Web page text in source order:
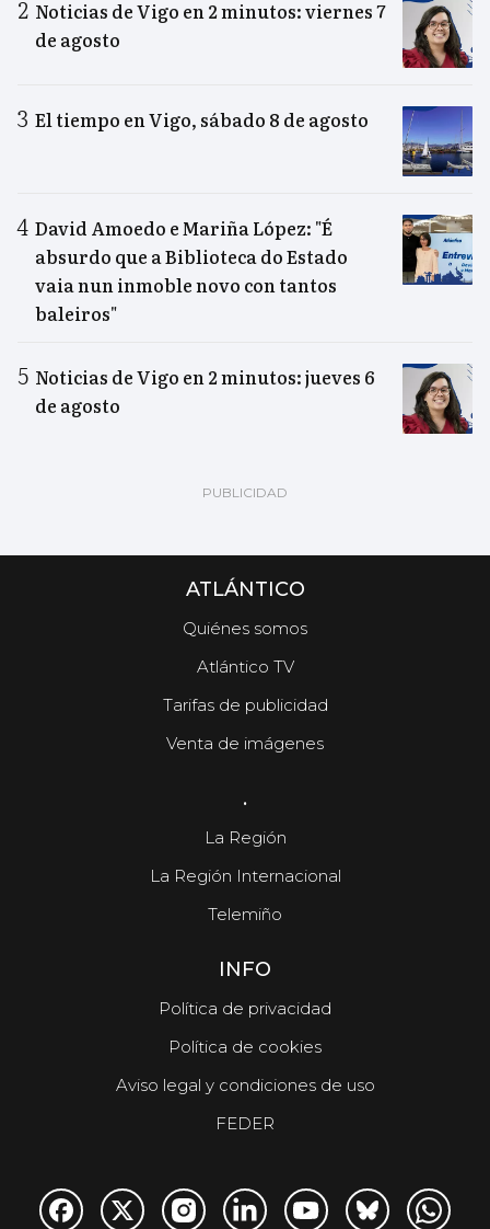
Noticias de Vigo en 2 minutos: viernes 7
de agosto
El tiempo en Vigo, sábado 8 de agosto
David Amoedo e Mariña López: "É
absurdo que a Biblioteca do Estado
vaia nun inmoble novo con tantos
baleiros"
Noticias de Vigo en 2 minutos: jueves 6
de agosto
ATLÁNTICO
Quiénes somos
Atlántico TV
Tarifas de publicidad
Venta de imágenes
.
La Región
La Región Internacional
Telemiño
INFO
Política de privacidad
Política de cookies
Aviso legal y condiciones de uso
FEDER